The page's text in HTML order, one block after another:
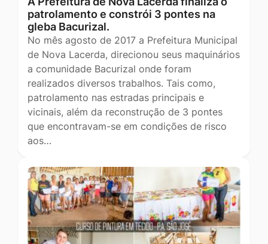
patrolamento e constrói 3 pontes na
gleba Bacurizal.
No mês agosto de 2017 a Prefeitura Municipal
de Nova Lacerda, direcionou seus maquinários
a comunidade Bacurizal onde foram
realizados diversos trabalhos. Tais como,
patrolamento nas estradas principais e
vicinais, além da reconstrução de 3 pontes
que encontravam-se em condições de risco
aos…